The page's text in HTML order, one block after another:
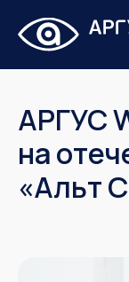
АРГУС
на
«Альт